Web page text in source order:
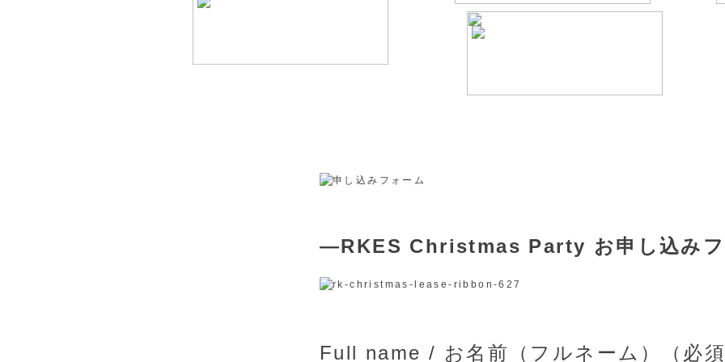
―RKES Christmas Party お申し込み
Full name / お名前（フルネーム）（必須